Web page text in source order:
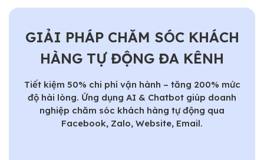
GIẢI PHÁP CHĂM SÓC KHÁCH
HÀNG TỰ ĐỘNG ĐA KÊNH
Tiết kiệm 50% chi phí vận hành – tăng 200% mức
độ hài lòng. Ứng dụng AI & Chatbot giúp doanh
nghiệp chăm sóc khách hàng tự động qua
Facebook, Zalo, Website, Email.